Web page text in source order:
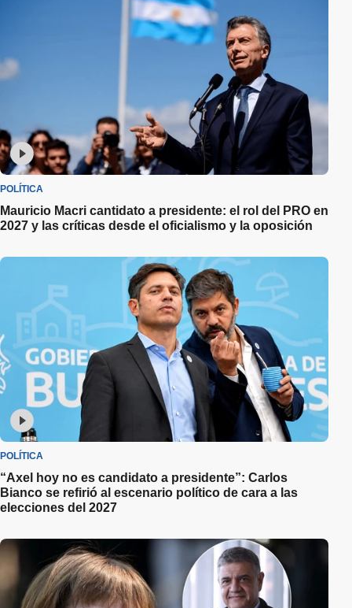
POLÍTICA
Mauricio Macri cantidato a presidente: el rol del PRO en
2027 y las críticas desde el oficialismo y la oposición
POLÍTICA
“Axel hoy no es candidato a presidente”: Carlos
Bianco se refirió al escenario político de cara a las
elecciones del 2027